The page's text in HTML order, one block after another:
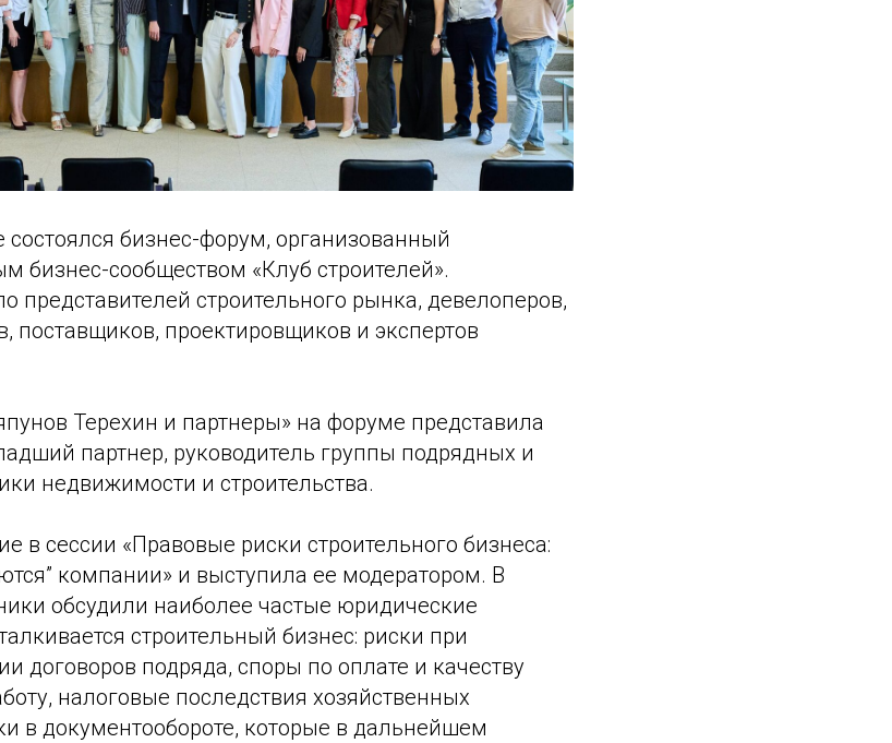
состоялся бизнес-форум, организованный
бизнес-сообществом «Клуб строителей».
представителей строительного рынка, девелоперов,
поставщиков, проектировщиков и экспертов
Терехин и партнеры» на форуме представила
партнер, руководитель группы подрядных и
недвижимости и строительства.
в сессии «Правовые риски строительного бизнеса:
компании» и выступила ее модератором. В
обсудили наиболее частые юридические
строительный бизнес: риски при
договоров подряда, споры по оплате и качеству
налоговые последствия хозяйственных
в документообороте, которые в дальнейшем